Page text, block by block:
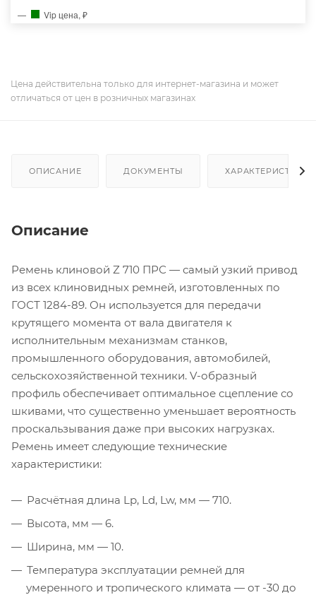
Vip цена, ₽
Цена действительна только для интернет-магазина и может
отличаться от цен в розничных магазинах
ОПИСАНИЕ ДОКУМЕНТЫ ХАРАКТЕРИСТИКИ
Описание
Ремень клиновой Z 710 ПРС — самый узкий привод
из всех клиновидных ремней, изготовленных по
ГОСТ 1284-89. Он используется для передачи
крутящего момента от вала двигателя к
исполнительным механизмам станков,
промышленного оборудования, автомобилей,
сельскохозяйственной техники. V-образный
профиль обеспечивает оптимальное сцепление со
шкивами, что существенно уменьшает вероятность
проскальзывания даже при высоких нагрузках.
Ремень имеет следующие технические
характеристики:
Расчётная длина Lp, Ld, Lw, мм — 710.
Высота, мм — 6.
Ширина, мм — 10.
Температура эксплуатации ремней для
умеренного и тропического климата — от -30 до